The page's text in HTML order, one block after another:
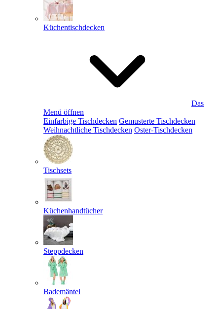
Küchentischdecken
Das
Menü öffnen
Einfarbige Tischdecken Gemusterte Tischdecken
Weihnachtliche Tischdecken Oster-Tischdecken
Tischsets
Küchenhandtücher
Steppdecken
Bademäntel